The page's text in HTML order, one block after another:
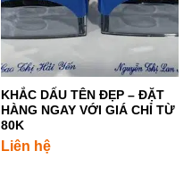
KHẮC DẤU TÊN ĐẸP – ĐẶT
HÀNG NGAY VỚI GIÁ CHỈ TỪ
80K
Liên hệ